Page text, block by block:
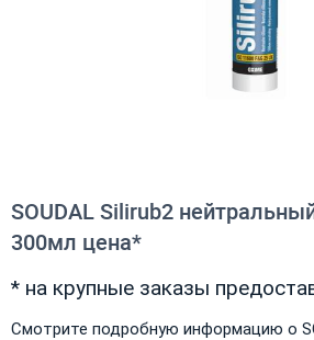
SOUDAL Silirub2
300мл цена*
* на крупные заказы
Смотрите подробную информацию о